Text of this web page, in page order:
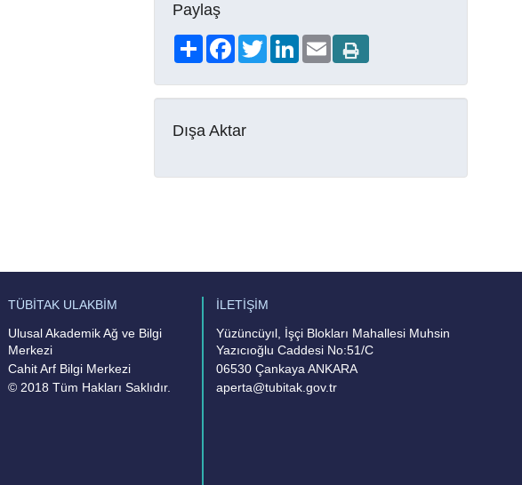
Paylaş
ShareFacebookTwitterLinkedIn
Email
Dışa Aktar
TÜBİTAK ULAKBİM
Ulusal Akademik Ağ ve Bilgi
Merkezi
Cahit Arf Bilgi Merkezi
© 2018 Tüm Hakları Saklıdır.
İLETİŞİM
Yüzüncüyıl, İşçi Blokları Mahallesi Muhsin
Yazıcıoğlu Caddesi No:51/C
06530 Çankaya ANKARA
aperta@tubitak.gov.tr